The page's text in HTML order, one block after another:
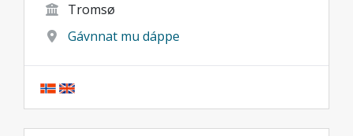
Tromsø
Gávnnat mu dáppe